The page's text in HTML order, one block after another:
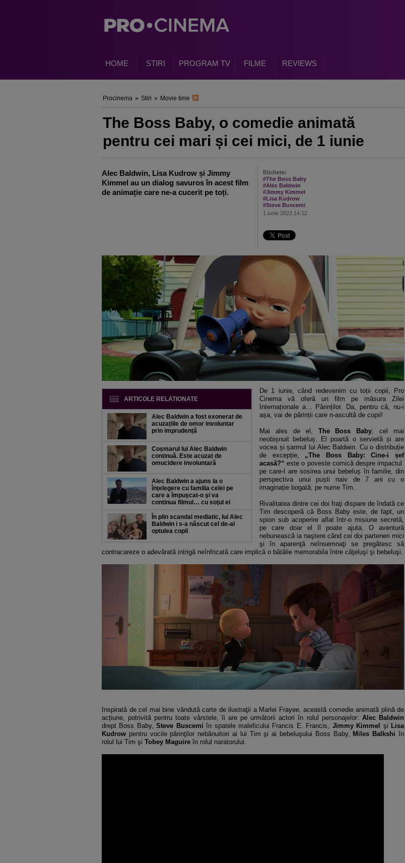
HOME STIRI PROGRAM TV FILME REVIEWS
Procinema » Stiri » Movie time
The Boss Baby, o comedie animată
pentru cei mari și cei mici, de 1 iunie
Etichete:
#The Boss Baby
#Alec Baldwin
#Jimmy Kimmel
#Lisa Kudrow
#Steve Buscemi
1 iunie 2023 14:12
Alec Baldwin, Lisa Kudrow și Jimmy
Kimmel au un dialog savuros în acest film
de animație care ne-a cucerit pe toți.
ARTICOLE RELATIONATE
Alec Baldwin a fost exonerat de
acuzațiile de omor involuntar
prin imprudență
Coșmarul lui Alec Baldwin
continuă. Este acuzat de
omucidere involuntară
Alec Baldwin a ajuns la o
înţelegere cu familia celei pe
care a împuşcat-o şi va
continua filmul… cu soţul ei
În plin scandal mediatic, lui Alec
Baldwin i s-a născut cel de-al
optulea copil
De 1 iunie, când redevenim cu toții copii, Pro
Cinema vă oferă un film pe măsura Zilei
Internaționale a… Părinților. Da, pentru că, nu-i
așa, vai de părinții care n-ascultă de copii!
Mai ales de el, The Boss Baby, cel mai
neobișnuit bebeluș. El poartă o servietă și are
vocea și șarmul lui Alec Baldwin. Cu o distribuție
de excepție, „The Boss Baby: Cine-i șef
acasă?“ este o poveste comică despre impactul
pe care-l are sosirea unui bebeluș în familie, din
perspectiva unui puști naiv de 7 ani cu o
imaginație bogată, pe nume Tim.
Rivalitatea dintre cei doi fraţi dispare de îndată ce
Tim descoperă că Boss Baby este, de fapt, un
spion sub acoperire aflat într-o misiune secretă,
pe care doar el îl poate ajuta. O aventură
nebunească ia naştere când cei doi parteneri mici
şi în aparenţă neînsemnaţi se pregătesc să
contracareze o adevărată intrigă neînfricată care implică o bătălie memorabila între căţeluşi şi bebeluşi.
Inspirată de cel mai bine vândută carte de ilustraţii a Marlei Frayee, această comedie animată plină de
acțiune, potrivită pentru toate vârstele, îi are pe următorii actori în rolul personajelor: Alec Baldwin
drept Boss Baby,Steve Buscemi în spatele maleficului Francis E. Francis, Jimmy Kimmel şi Lisa
Kudrow pentru vocile părinţilor nebănuitori ai lui Tim şi ai bebeluşului Boss Baby, Miles Balkshiîn
rolul lui Tim şi Tobey Maguire în rolul naratorului.